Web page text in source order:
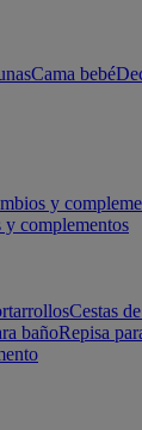
Cama bebé
y
y complementos
Cestas
bañoRepisa